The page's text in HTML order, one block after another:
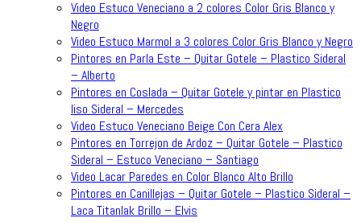
Video Estuco Veneciano a 2 colores Color Gris Blanco y
Negro
Video Estuco Marmol a 3 colores Color Gris Blanco y Negro
Pintores en Parla Este – Quitar Gotele – Plastico Sideral
– Alberto
Pintores en Coslada – Quitar Gotele y pintar en Plastico
liso Sideral – Mercedes
Video Estuco Veneciano Beige Con Cera Alex
Pintores en Torrejon de Ardoz – Quitar Gotele – Plastico
Sideral – Estuco Veneciano – Santiago
Video Lacar Paredes en Color Blanco Alto Brillo
Pintores en Canillejas – Quitar Gotele – Plastico Sideral –
Laca Titanlak Brillo – Elvis